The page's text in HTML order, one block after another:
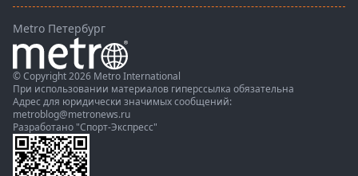
Metro Петербург
© Copyright 2026 Metro International
При использовании материалов гиперссылка обязательна
Адрес для юридически значимых сообщений:
metroblog@metronews.ru
Разработано "Спорт-Экспресс"